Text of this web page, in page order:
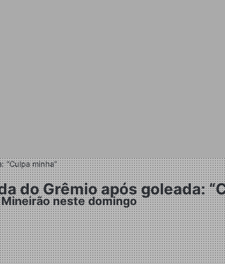
“Culpa minha”
do Grêmio após goleada:
neste domingo